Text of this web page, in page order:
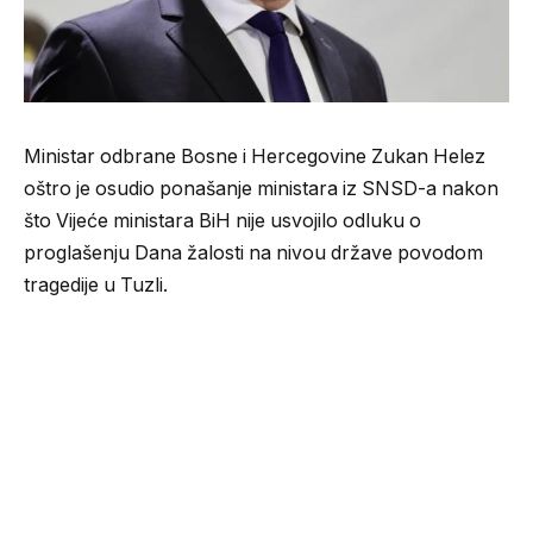
Ministar odbrane Bosne i Hercegovine Zukan Helez
oštro je osudio ponašanje ministara iz SNSD-a nakon
što Vijeće ministara BiH nije usvojilo odluku o
proglašenju Dana žalosti na nivou države povodom
tragedije u Tuzli.